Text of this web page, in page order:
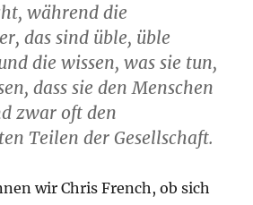
während die
das sind üble, üble
die wissen, was sie tun,
dass sie den Menschen
zwar oft den
Teilen der Gesellschaft.
wir Chris French, ob sich